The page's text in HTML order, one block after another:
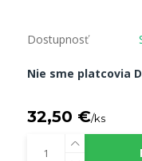
Dostupnosť
Nie sme platcovia
32,50 €/ks